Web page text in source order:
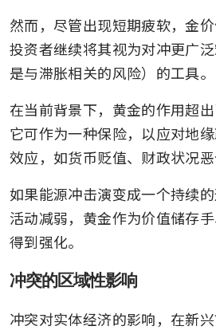
然而，尽管出现短期疲软，金
投资者继续将其视为对冲更广
是与滞胀相关的风险）的工具。
在当前背景下，黄金的作用超出
它可作为一种保险，以应对地
效应，如货币贬值、财政状况恶
如果能源冲击演变成一个持续
活动减弱，黄金作为价值储存
得到强化。
冲突的区域性影响
冲突对实体经济的影响，在新兴